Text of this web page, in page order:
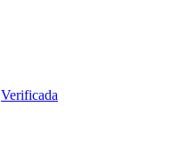
Verificada